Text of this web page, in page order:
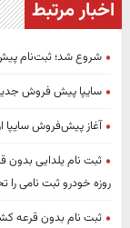
اخبار مرتبط
شروع شد؛ ثبت‌نام
سایپا پیش فروش
آغاز پیش‌فروش
روزه خودرو ثبت نامی
ثبت نام بدون قرعه کشی